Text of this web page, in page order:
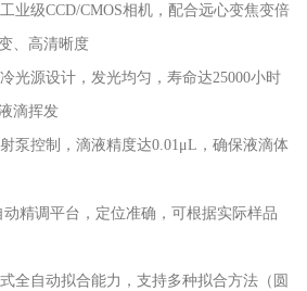
业级CCD/CMOS相机，配合远心变焦变倍
、高清晰度
光源设计，发光均匀，寿命达25000小时
滴挥发
泵控制，滴液精度达0.01μL，确保液滴体
精调平台，定位准确，可根据实际样品
全自动拟合能力，支持多种拟合方法（圆